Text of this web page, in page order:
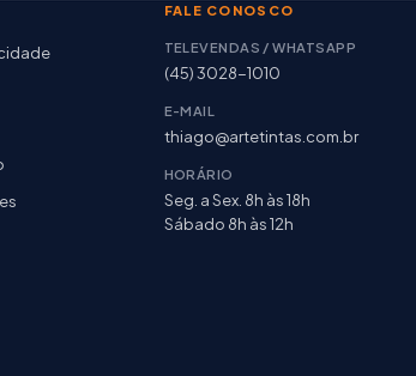
FALE CONOSCO
TELEVENDAS / WHATSAPP
(45) 3028-1010
E-MAIL
thiago@artetintas.com.br
HORÁRIO
Seg. a Sex. 8h às 18h
Sábado 8h às 12h